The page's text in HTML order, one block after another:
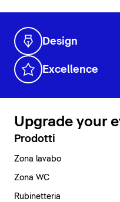
Design
Excellence
Upgrade your
Prodotti
Zona lavabo
Zona WC
Rubinetteria